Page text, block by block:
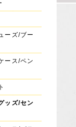
ーズ/ブー
ース/ペン
ッズ/セン